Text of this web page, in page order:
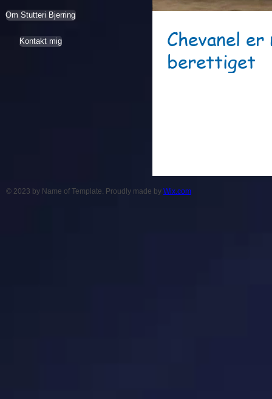
Chevanel
berettiget
Om Stutteri Bjerring
Kontakt mig
© 2023 by Name of Template. Proudly made by Wix.com